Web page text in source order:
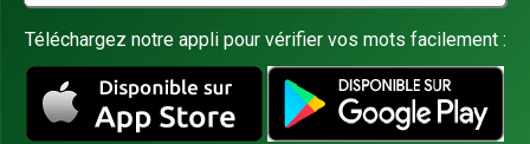
Téléchargez notre appli pour vérifier vos mots facilement :